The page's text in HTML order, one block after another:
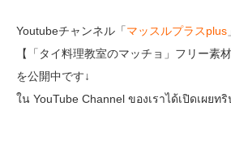
Youtubeチャンネル「マッスルプラスplus
【「タイ料理教室のマッチョ」フリー素
を公開中です↓
ใน YouTube Channel ของเราได้เปิดเผยท